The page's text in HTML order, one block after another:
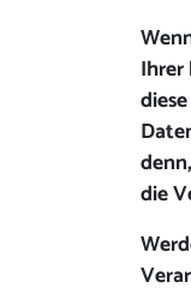
die